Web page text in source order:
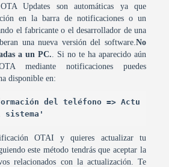
Updates son automáticas ya que
en la barra de notificaciones o un
el fabricante o el desarrollador de una
una nueva versión del software. No
a un PC. . Si no te ha aparecido aún
mediante notificaciones puedes
disponible en:
del teléfono => Actu
sistema'
OTAI y quieres actualizar tu
este método tendrás que aceptar la
relacionados con la actualización. Te